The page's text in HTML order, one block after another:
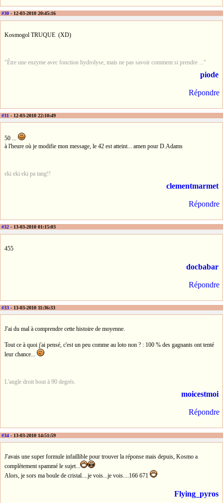
#30 - 12-03-2010 20:45:16
Kosmogol TRUQUE (XD)
"Être une enzyme avec fonction hydrolyse, mais ne pas savoir comment si prendre ..."
piode
Répondre
#31 - 12-03-2010 22:10:49
50 ...
à l'heure où je modifie mon message, le 42 est atteint... amen pour D.Adams
eki eki eki pa tang!!
clementmarmet
Répondre
#32 - 13-03-2010 01:15:03
455
docbabar
Répondre
#33 - 13-03-2010 11:36:33
J'ai du mal à comprendre cette histoire de moyenne.
Tout ce à quoi j'ai pensé, c'est un peu comme au loto non ? : 100 % des gagnants ont tenté
leur chance...
L'angle droit bout à 90 degrés.
moicestmoi
Répondre
#34 - 13-03-2010 14:51:59
J'avais une super formule infaillible pour trouver la réponse mais depuis, Kosmo a
complètement spammé le sujet...
Alors, je sors ma boule de cristal....je vois...je vois....166 671
Flying_pyros